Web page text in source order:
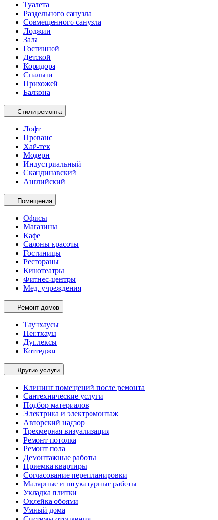
Туалета
Раздельного санузла
Совмещенного санузла
Лоджии
Зала
Гостинной
Детской
Коридора
Спальни
Прихожей
Балкона
Стили ремонта
Лофт
Прованс
Хай-тек
Модерн
Индустриальный
Скандинавский
Английский
Помещения
Офисы
Магазины
Кафе
Салоны красоты
Гостиницы
Рестораны
Кинотеатры
Фитнес-центры
Мед. учреждения
Ремонт домов
Таунхаусы
Пентхауы
Дуплексы
Коттеджи
Другие услуги
Клининг помещений после ремонта
Сантехнические услуги
Подбор материалов
Электрика и электромонтаж
Авторский надзор
Трехмерная визуализация
Ремонт потолка
Ремонт пола
Демонтажные работы
Приемка квартиры
Согласование перепланировки
Малярные и штукатурные работы
Укладка плитки
Оклейка обоями
Умный дома